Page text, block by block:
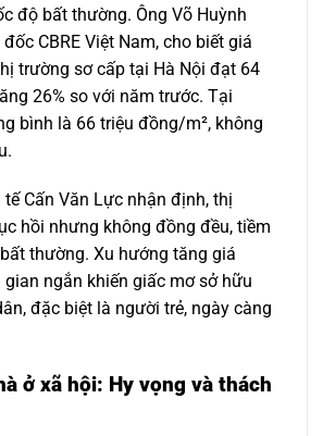
độ bất thường. Ông Võ Huỳnh
CBRE Việt Nam, cho biết giá
trường sơ cấp tại Hà Nội đạt 64
26% so với năm trước. Tại
bình là 66 triệu đồng/m², không
tế Cấn Văn Lực nhận định, thị
hồi nhưng không đồng đều, tiềm
thường. Xu hướng tăng giá
ngắn khiến giấc mơ sở hữu
đặc biệt là người trẻ, ngày càng
ở xã hội: Hy vọng và thách